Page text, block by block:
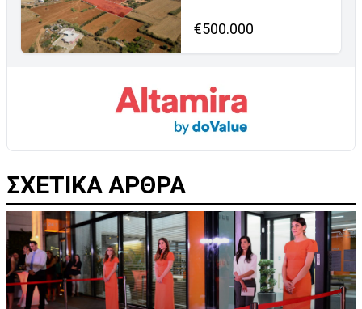
€500.000
ΣΧΕΤΙΚΑ ΑΡΘΡΑ